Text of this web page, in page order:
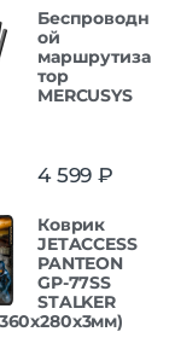
Беспроводн
ой
маршрутиза
тор
MERCUSYS
4 599 ₽
Коврик
JETACCESS
PANTEON
GP-77SS
STALKER